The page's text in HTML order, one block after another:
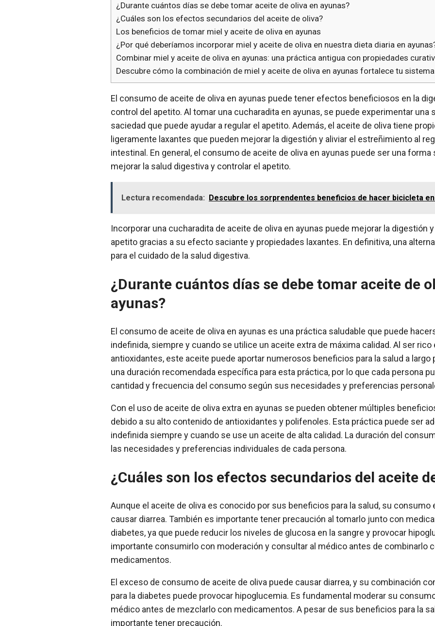
¿Durante cuántos días se debe tomar aceite de oliva en ayunas?
¿Cuáles son los efectos secundarios del aceite de oliva?
Los beneficios de tomar miel y aceite de oliva en ayunas
¿Por qué deberíamos incorporar miel y aceite de oliva en nuestra dieta diaria en
Combinar miel y aceite de oliva en ayunas: una práctica antigua con propiedades
Descubre cómo la combinación de miel y aceite de oliva en ayunas fortalece tu
El consumo de aceite de oliva en ayunas puede tener efectos beneficiosos en la
control del apetito. Al tomar una cucharadita en ayunas, se puede experimentar una
saciedad que puede ayudar a regular el apetito. Además, el aceite de oliva tiene
ligeramente laxantes que pueden mejorar la digestión y aliviar el estreñimiento al
intestinal. En general, el consumo de aceite de oliva en ayunas puede ser una forma
mejorar la salud digestiva y controlar el apetito.
Lectura recomendada: Descubre los sorprendentes beneficios de hacer bicicleta en
Incorporar una cucharadita de aceite de oliva en ayunas puede mejorar la digestión y
apetito gracias a su efecto saciante y propiedades laxantes. En definitiva, una
para el cuidado de la salud digestiva.
¿Durante cuántos días se debe tomar aceite de
ayunas?
El consumo de aceite de oliva en ayunas es una práctica saludable que puede
indefinida, siempre y cuando se utilice un aceite extra de máxima calidad. Al ser
antioxidantes, este aceite puede aportar numerosos beneficios para la salud a largo
una duración recomendada específica para esta práctica, por lo que cada persona
cantidad y frecuencia del consumo según sus necesidades y preferencias
Con el uso de aceite de oliva extra en ayunas se pueden obtener múltiples
debido a su alto contenido de antioxidantes y polifenoles. Esta práctica puede ser
indefinida siempre y cuando se use un aceite de alta calidad. La duración del
las necesidades y preferencias individuales de cada persona.
¿Cuáles son los efectos secundarios del aceite
Aunque el aceite de oliva es conocido por sus beneficios para la salud, su consumo
causar diarrea. También es importante tener precaución al tomarlo junto con
diabetes, ya que puede reducir los niveles de glucosa en la sangre y provocar
importante consumirlo con moderación y consultar al médico antes de combinarlo
medicamentos.
El exceso de consumo de aceite de oliva puede causar diarrea, y su combinación
para la diabetes puede provocar hipoglucemia. Es fundamental moderar su
médico antes de mezclarlo con medicamentos. A pesar de sus beneficios para la
importante tener precaución.